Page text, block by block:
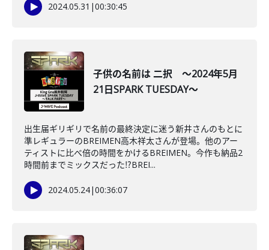
2024.05.31 |00:30:45
子供の名前は 二択 ～2024年5月
21日SPARK TUESDAY～
出生届ギリギリで名前の最終決定に迷う新井さんのもとに
準レギュラーのBREIMEN高木祥太さんが登場。他のアー
ティストに比べ倍の時間をかけるBREIMEN。今作も納品2
時間前までミックスだった⁉BREI...
2024.05.24|00:36:07